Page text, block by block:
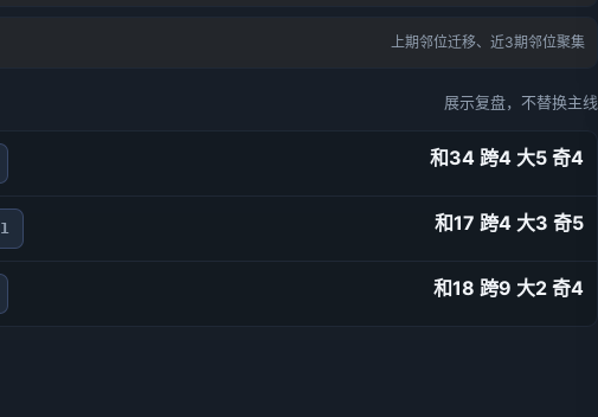
上期邻位迁移、近3期邻位聚集
展示复盘，不替换主线
和34 跨4 大5 奇4
1 和17 跨4 大3 奇5
和18 跨9 大2 奇4